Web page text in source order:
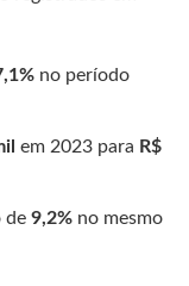
no período
em 2023 para R$
de9,2% no mesmo